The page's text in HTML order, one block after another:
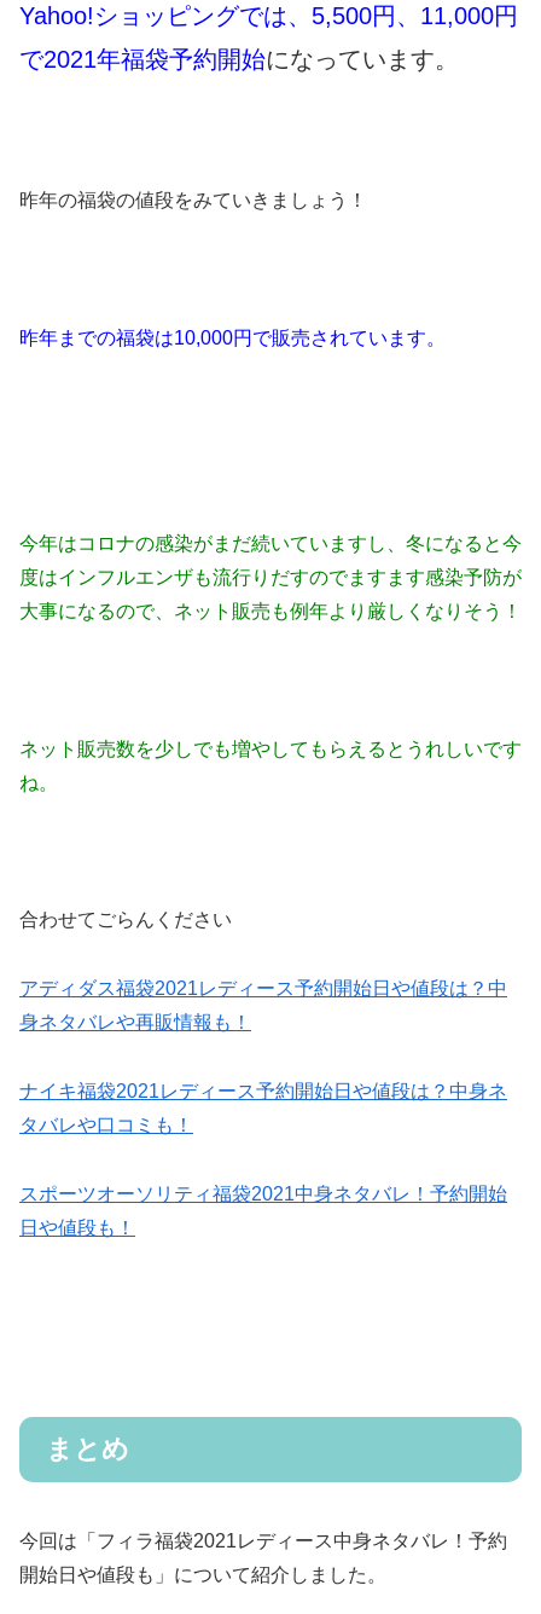
Yahoo!ショッピングでは、5,500円、11,000円
で2021年福袋予約開始になっています。
昨年の福袋の値段をみていきましょう！
昨年までの福袋は10,000円 で販売されています。
今年はコロナの感染がまだ続いていますし、冬になると今
度はインフルエンザも流行りだすのでますます感染予防が
大事になるので、ネット販売も例年より厳しくなりそう！
ネット販売数を少しでも増やしてもらえるとうれしいです
ね。
合わせてごらんください
アディダス福袋2021レディース予約開始日や値段は？中
身ネタバレや再販情報も！
ナイキ福袋2021レディース予約開始日や値段は？中身ネ
タバレや口コミも！
スポーツオーソリティ福袋2021中身ネタバレ！予約開始
日や値段も！
まとめ
今回は「フィラ福袋2021レディース中身ネタバレ！予約
開始日や値段も」について紹介しました。